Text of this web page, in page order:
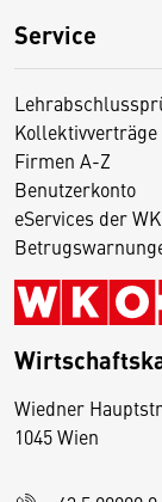
Service
Kollektivverträge
Firmen A-Z
Benutzerkonto
eServices der
Wiedner
1045 Wien
D